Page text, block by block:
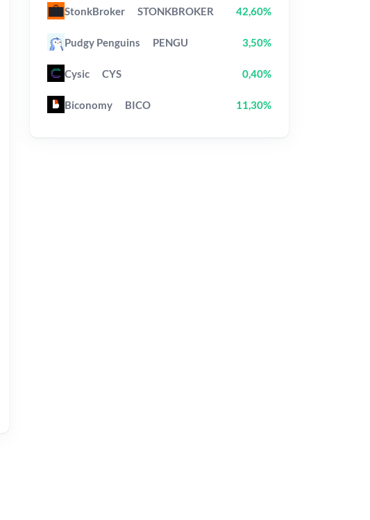
StonkBroker STONKBROKER 42,60%
Pudgy Penguins PENGU 3,50%
Cysic CYS 0,40%
Biconomy BICO 11,30%